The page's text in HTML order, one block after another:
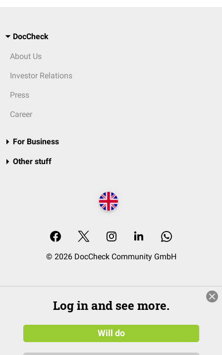
DocCheck
About Us
Investor Relations
Press
Career
For Business
Other stuff
© 2026 DocCheck Community GmbH
Log in and see more.
Will do